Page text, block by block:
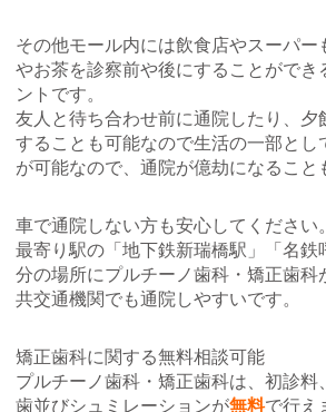
その他モール内には飲食店やスーパー
やお茶を診察前や後にすることができ
ントです。
友人と待ち合わせ前に通院したり、夕
することも可能なので生活の一部とし
が可能なので、通院が億劫になること
車で通院しない方も安心してください。
最寄り駅の「地下鉄新瑞橋駅」「名
分の場所にプルチーノ歯科・矯正歯科
共交通機関でも通院しやすいです。
矯正歯科に関する無料相談可能
プルチーノ歯科・矯正歯科は、初診料
歯並びシュミレーションが無料で行え